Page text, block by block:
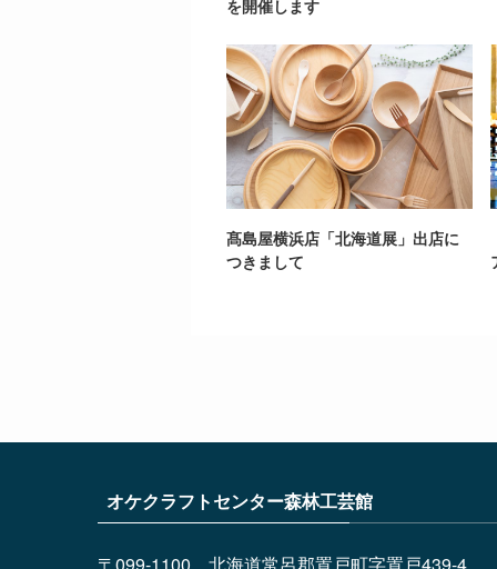
を開催します
髙島屋横浜店「北海道展」出店に
つきまして
オケクラフトセンター森林工芸館